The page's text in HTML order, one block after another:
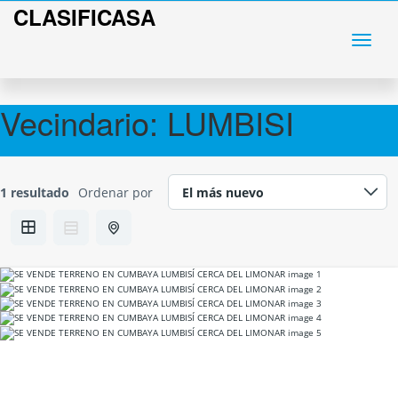
CLASIFICASA
Vecindario: LUMBISI
1 resultado Ordenar por